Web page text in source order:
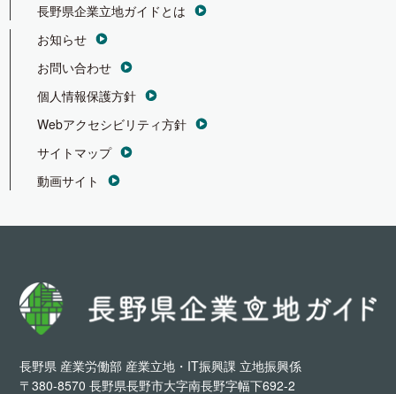
長野県企業立地ガイドとは
お知らせ
お問い合わせ
個人情報保護方針
Webアクセシビリティ方針
サイトマップ
動画サイト
長野県 産業労働部 産業立地・IT振興課 立地振興係
〒380-8570 長野県長野市大字南長野字幅下692-2